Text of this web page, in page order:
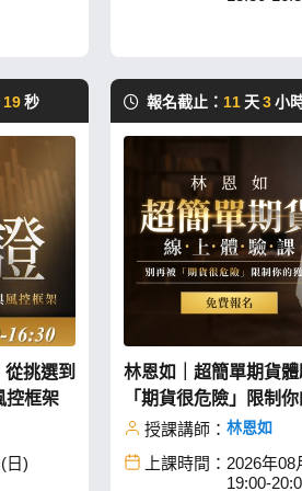
18秒
挑選到
控框架
日)
報名截止： 11 天3小
林恩如｜超簡單期貨
「期貨很危險」限制你
授課講師： 林恩如
上課時間： 2026年08
19:00-